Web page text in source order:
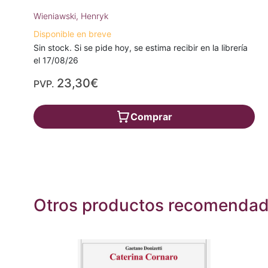
Wieniawski, Henryk
Disponible en breve
Sin stock. Si se pide hoy, se estima recibir en la librería
el 17/08/26
PVP. 23,30€
Comprar
Otros productos